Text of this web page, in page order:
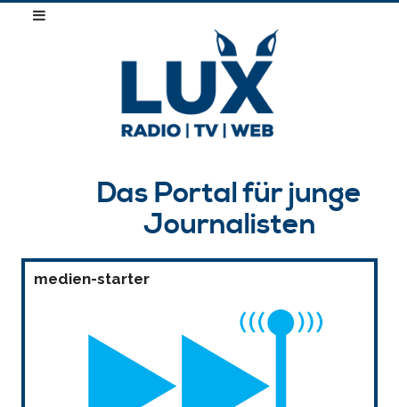
Das Portal für junge
Journalisten
medien-starter